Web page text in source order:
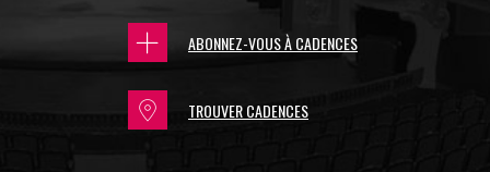
ABONNEZ-VOUS À CADENCES
TROUVER CADENCES